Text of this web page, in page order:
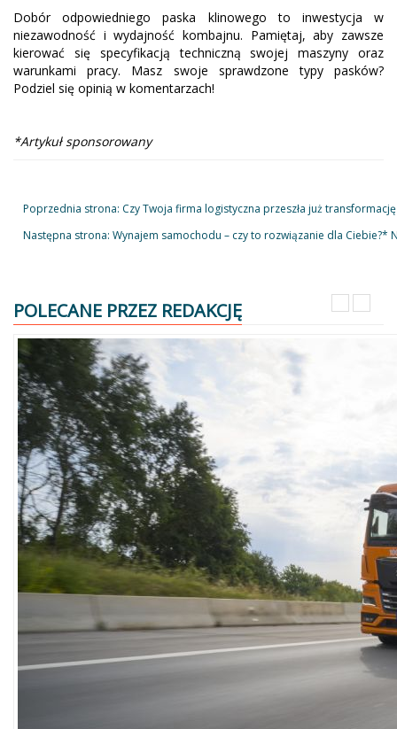
Dobór odpowiedniego paska klinowego to inwestycja w
niezawodność i wydajność kombajnu. Pamiętaj, aby zawsze
kierować się specyfikacją techniczną swojej maszyny oraz
warunkami pracy. Masz swoje sprawdzone typy pasków?
Podziel się opinią w komentarzach!
*Artykuł sponsorowany
Poprzednia strona: Czy Twoja firma logistyczna przeszła już
Następna strona: Wynajem samochodu – czy to rozwiązanie dla Ciebie?*
POLECANE PRZEZ REDAKCJĘ